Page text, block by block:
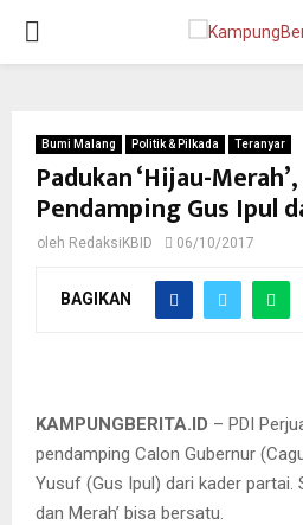
PRIMARY
Bumi Malang Politik & Pilkada Teranyar
Padukan ‘Hijau-
Pendamping Gus Ipul
oleh RedaksiKBID 06/10/2017
BAGIKAN
KAMPUNGBERITA.ID – PDI
pendamping Calon Gubernur
Yusuf (Gus Ipul) dari kader partai.
dan Merah’ bisa bersatu.